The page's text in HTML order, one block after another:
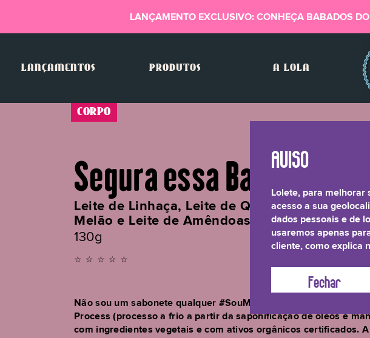
LANÇAMENTO EXCLUSIVO: CONHEÇA BABADOS
LANÇAMENTOS PRODUTOS A LOLA
CORPO
Segura essa Barra
Leite de Linhaça, Leite de Quinoa, Leite de
Melão e Leite de Amêndoas
130g
☆☆☆☆☆
Não sou um sabonete qualquer #SouMaisQueIsso. Sou vegano,
Process (processo a frio a partir da saponificação de óleos e
com ingredientes vegetais e com ativos orgânicos certificados.
Lolete, para melhorar
acesso a sua
dados pessoais e de
usaremos apenas
cliente, como explica